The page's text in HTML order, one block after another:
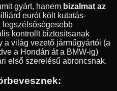
gyárt, hanem bizalmat az
eurót költ kutatás-
legszélsőségesebb
kontrollt biztosítsanak
a világ vezető járműgyártói (a
a Hondán át a BMW-ig)
első szerelésű abroncsnak.